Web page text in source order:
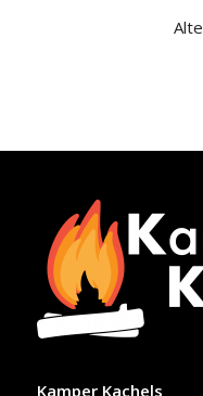
Kamper Kachels